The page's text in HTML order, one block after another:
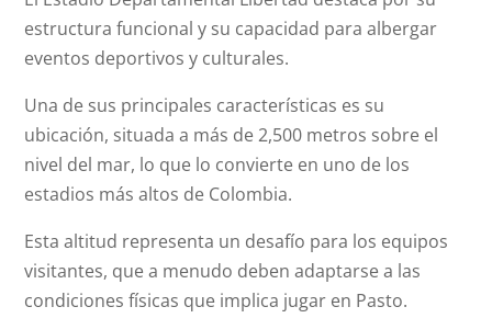
estructura funcional y su capacidad para albergar
eventos deportivos y culturales.
Una de sus principales características es su
ubicación, situada a más de 2,500 metros sobre el
nivel del mar, lo que lo convierte en uno de los
estadios más altos de Colombia.
Esta altitud representa un desafío para los equipos
visitantes, que a menudo deben adaptarse a las
condiciones físicas que implica jugar en Pasto.